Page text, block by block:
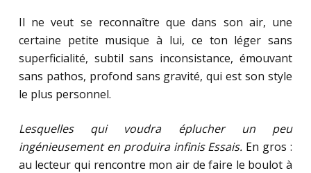
Il ne veut se reconnaître que dans son air, une
certaine petite musique à lui, ce ton léger sans
superficialité, subtil sans inconsistance, émouvant
sans pathos, profond sans gravité, qui est son style
le plus personnel.
Lesquelles qui voudra éplucher un peu
ingénieusement en produira infinis Essais. En gros :
au lecteur qui rencontre mon air de faire le boulot à